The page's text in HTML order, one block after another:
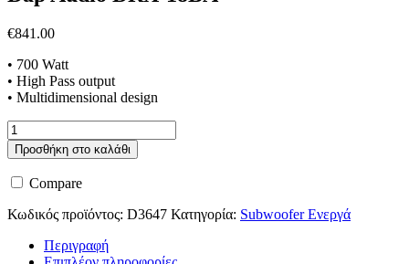
€841.00
• 700 Watt
• High Pass output
• Multidimensional design
Dap
Audio
DRX-
18BA
ποσότητα
Προσθήκη στο καλάθι
Compare
Κωδικός προϊόντος: D3647 Κατηγορία: Subwoofer Ενεργά
Περιγραφή